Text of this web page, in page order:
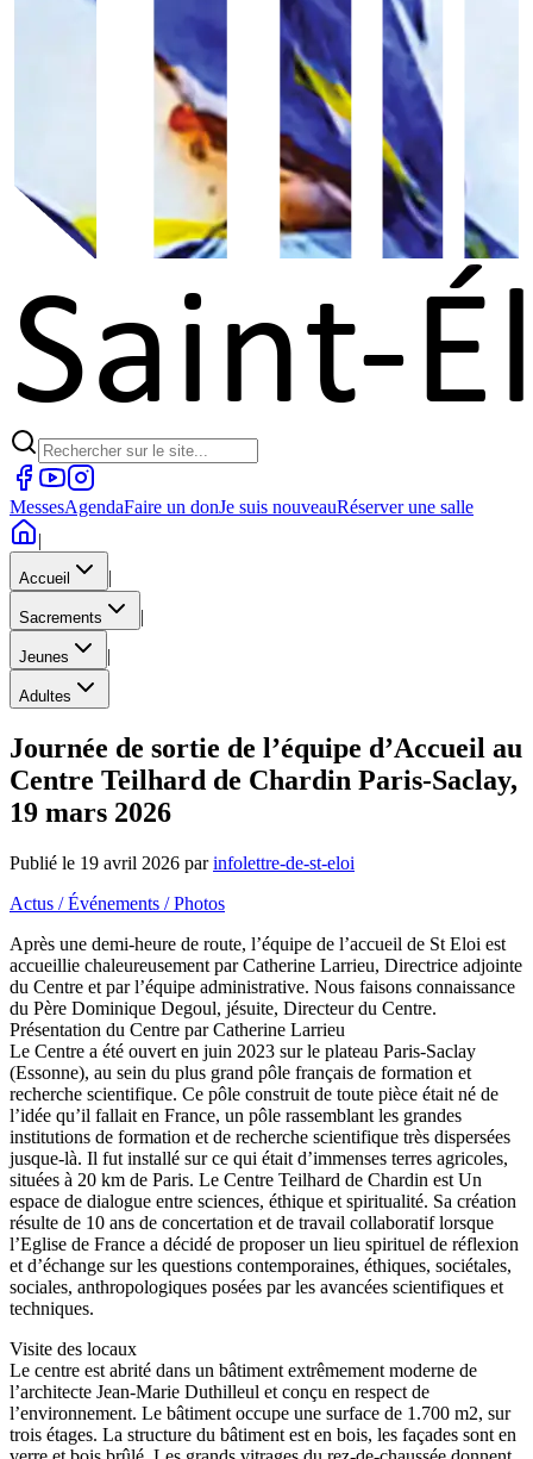
MessesAgendaFaire un donJe suis nouveauRéserver une salle
|
Accueil |
Sacrements |
Jeunes |
Adultes
Journée de sortie de l’équipe d’Accueil au
Centre Teilhard de Chardin Paris-Saclay,
19 mars 2026
Publié le 19 avril 2026 par infolettre-de-st-eloi
Actus / Événements / Photos
Après une demi-heure de route, l’équipe de l’accueil de St Eloi est
accueillie chaleureusement par Catherine Larrieu, Directrice adjointe
du Centre et par l’équipe administrative. Nous faisons connaissance
du Père Dominique Degoul, jésuite, Directeur du Centre.
Présentation du Centre par Catherine Larrieu
Le Centre a été ouvert en juin 2023 sur le plateau Paris-Saclay
(Essonne), au sein du plus grand pôle français de formation et
recherche scientifique. Ce pôle construit de toute pièce était né de
l’idée qu’il fallait en France, un pôle rassemblant les grandes
institutions de formation et de recherche scientifique très dispersées
jusque-là. Il fut installé sur ce qui était d’immenses terres agricoles,
situées à 20 km de Paris. Le Centre Teilhard de Chardin est Un
espace de dialogue entre sciences, éthique et spiritualité. Sa création
résulte de 10 ans de concertation et de travail collaboratif lorsque
l’Eglise de France a décidé de proposer un lieu spirituel de réflexion
et d’échange sur les questions contemporaines, éthiques, sociétales,
sociales, anthropologiques posées par les avancées scientifiques et
techniques.
Visite des locaux
Le centre est abrité dans un bâtiment extrêmement moderne de
l’architecte Jean-Marie Duthilleul et conçu en respect de
l’environnement. Le bâtiment occupe une surface de 1.700 m2, sur
trois étages. La structure du bâtiment est en bois, les façades sont en